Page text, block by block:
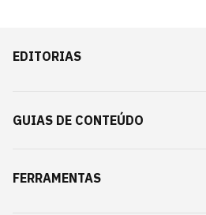
EDITORIAS
GUIAS DE CONTEÚDO
FERRAMENTAS